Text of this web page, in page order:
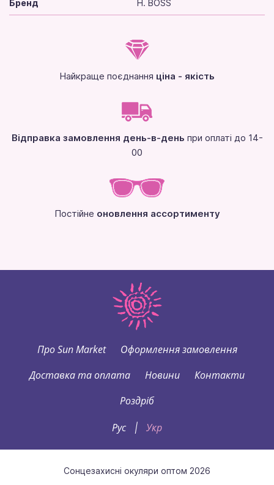
Бренд H. BOSS
Найкраще поєднання ціна - якість
Відправка замовлення день-в-день при оплаті до 14-
00
Постійне оновлення ассортименту
Про Sun Market
Оформлення замовлення
Доставка та оплата
Новини
Контакти
Роздріб
Рус
| Укр
Сонцезахисні окуляри оптом 2026